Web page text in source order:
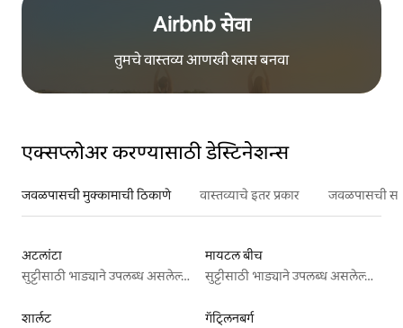
Airbnb सेवा
तुमचे वास्तव्य आणखी खास बनवा
एक्सप्लोअर करण्यासाठी डेस्टिनेशन्स
जवळपासची मुक्कामाची ठिकाणे वास्तव्याचे इतर प्रकार जवळपासची
अटलांटा
सुट्टीसाठी भाड्याने उपलब्ध असलेल्या जागा
मायटल बीच
सुट्टीसाठी भाड्याने उपलब्ध असलेल्या जागा
शार्लट
गॅट्लिनबर्ग